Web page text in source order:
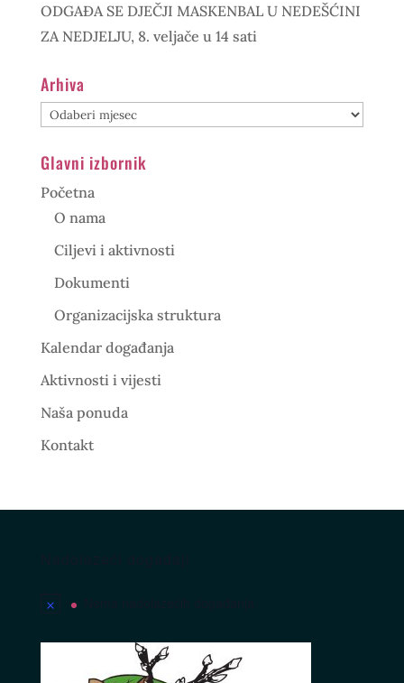
ODGAĐA SE DJEČJI MASKENBAL U NEDEŠĆINI
ZA NEDJELJU, 8. veljače u 14 sati
Arhiva
Arhiva
Glavni izbornik
Početna
O nama
Ciljevi i aktivnosti
Dokumenti
Organizacijska struktura
Kalendar događanja
Aktivnosti i vijesti
Naša ponuda
Kontakt